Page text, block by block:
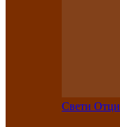
Свети Отци